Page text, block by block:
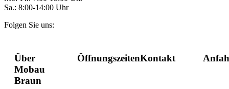
Sa.: 8:00-14:00 Uhr
Folgen Sie uns:
Über
Mobau
Braun
ÖffnungszeitenKontakt